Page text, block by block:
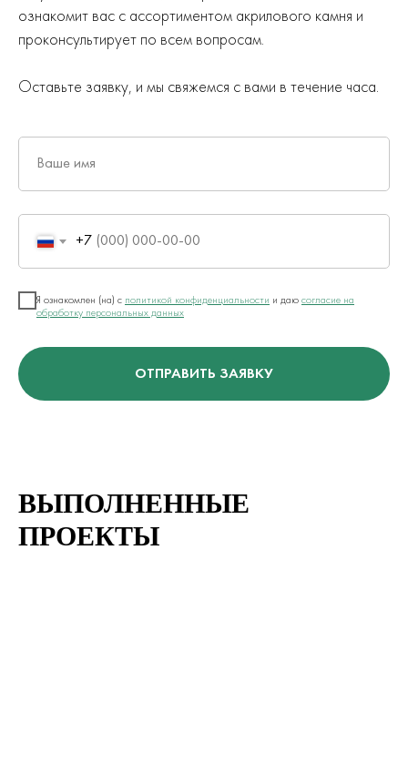
ознакомит вас с ассортиментом акрилового камня и
проконсультирует по всем вопросам.
Оставьте заявку, и мы свяжемся с вами в течение часа.
Ваше имя
+7
Я ознакомлен (на) с политикой конфиденциальности и даю согласие на
обработку персональных данных
ОТПРАВИТЬ ЗАЯВКУ
ВЫПОЛНЕННЫЕ
ПРОЕКТЫ